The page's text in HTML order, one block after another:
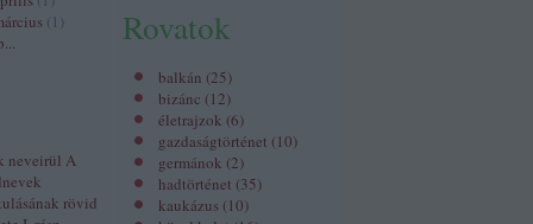
Rovatok
balkán (25)
bizánc (12)
életrajzok (6)
gazdaságtörténet (10)
germánok (2)
hadtörténet (35)
kaukázus (10)
( 1 )
...
neveirül A
rövid